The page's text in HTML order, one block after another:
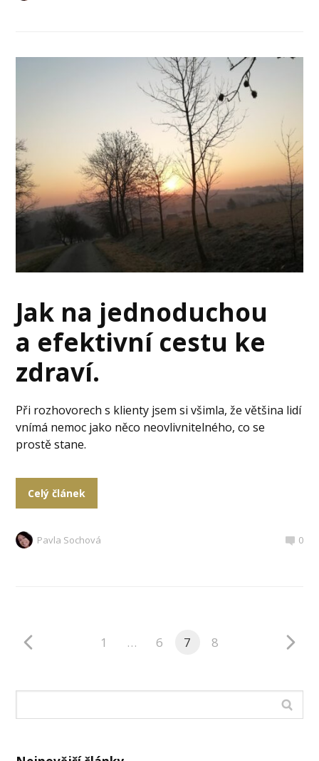
Jak na jednoduchou
a efektivní cestu ke
zdraví.
Při rozhovorech s klienty jsem si všimla, že většina lidí
vnímá nemoc jako něco neovlivnitelného, co se
prostě stane.
Celý článek
Pavla Sochová 0
1 … 6 7 8